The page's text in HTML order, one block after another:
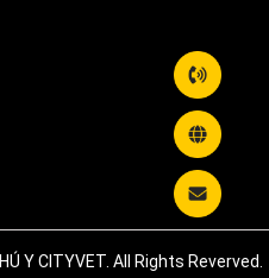
Y CITYVET. All Rights Reverved.